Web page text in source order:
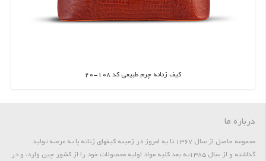
کیف زنانه چرم طبیعی کد 108-20
اطلاعات بیشتر
درباره ما
مجموعه حاصل از سال 1367 تا به امروز در زمینه کیفهای زنانه پا به عرصه تولید
گذاشته و از سال 1385به بعد کلیه مواد اولیه محصولات خود را از کشور چین وارد، و در